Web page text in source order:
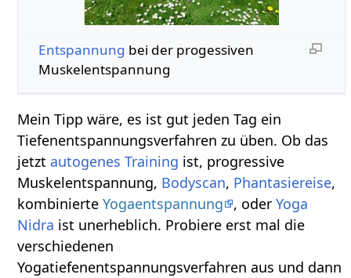
Entspannung bei der progessiven
Muskelentspannung
Mein Tipp wäre, es ist gut jeden Tag ein
Tiefenentspannungsverfahren zu üben. Ob das
jetzt autogenes Training ist, progressive
Muskelentspannung, Bodyscan, Phantasiereise,
kombinierteYogaentspannung , oderYoga
Nidra ist unerheblich. Probiere erst mal die
verschiedenen
Yogatiefenentspannungsverfahren aus und dann